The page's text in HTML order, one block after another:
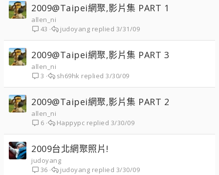
2009@Taipei網聚,影片集 PART 1
allen_ni
43
3/31/09
judoyang
2009@Taipei網聚,影片集 PART 3
allen_ni
3
3/30/09
sh69hk
2009@Taipei網聚,影片集 PART 2
allen_ni
6
3/30/09
Happypc
2009台北網聚照片!
judoyang
36
3/30/09
judoyang